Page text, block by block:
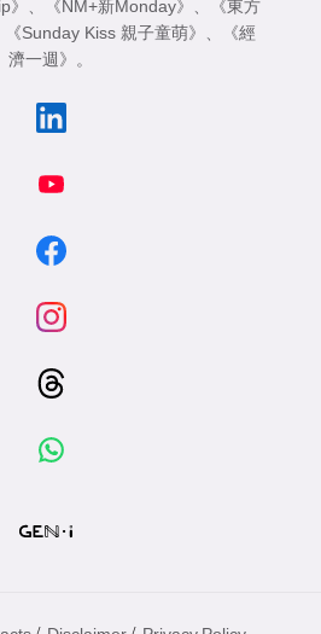
》 《NM+新Monday》
《東方
《Sunday Kiss 親子童萌》
《經
濟一週》
。